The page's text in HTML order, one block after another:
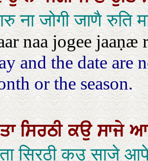
ना जोगी जाणै रुति
naa jogee jaaṇæ
and the date are
or the season.
ਸਿਰਠੀਕਉਸਾਜੇ
सिरठी कउ साजे